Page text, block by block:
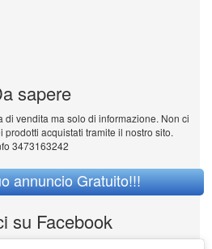
sapere
di vendita ma solo di informazione. Non ci
acquistati tramite il nostro sito.
3473163242
annuncio Gratuito!!!
su Facebook